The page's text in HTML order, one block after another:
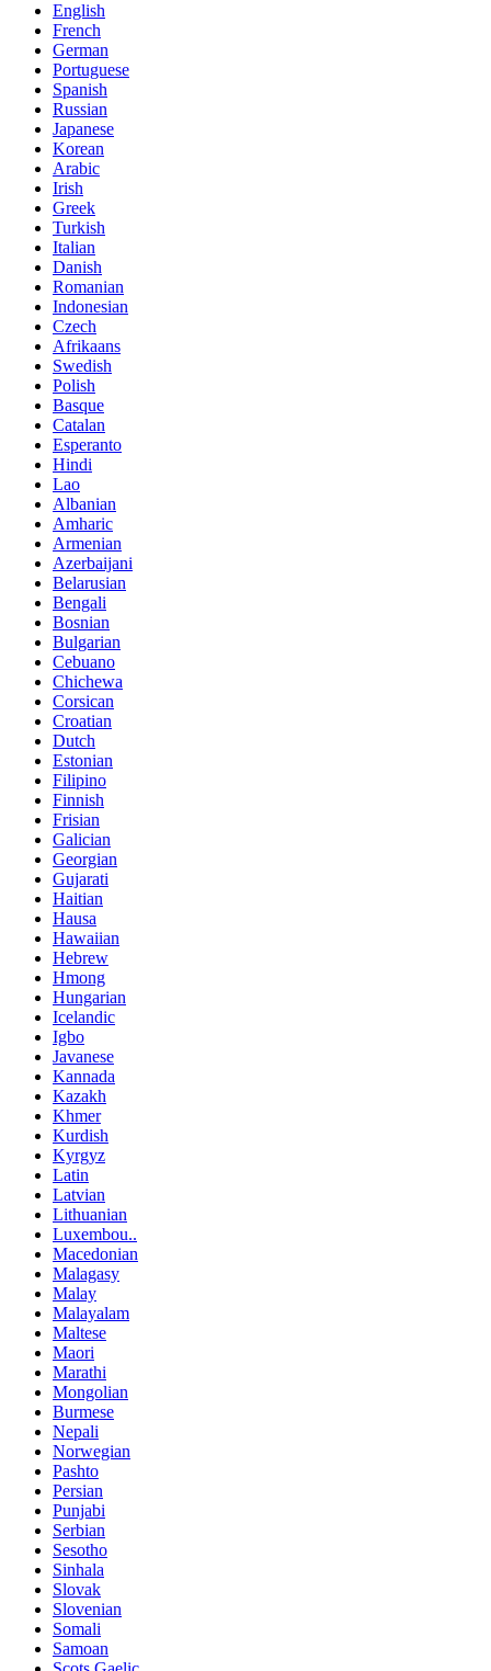
English
French
German
Portuguese
Spanish
Russian
Japanese
Korean
Arabic
Irish
Greek
Turkish
Italian
Danish
Romanian
Indonesian
Czech
Afrikaans
Swedish
Polish
Basque
Catalan
Esperanto
Hindi
Lao
Albanian
Amharic
Armenian
Azerbaijani
Belarusian
Bengali
Bosnian
Bulgarian
Cebuano
Chichewa
Corsican
Croatian
Dutch
Estonian
Filipino
Finnish
Frisian
Galician
Georgian
Gujarati
Haitian
Hausa
Hawaiian
Hebrew
Hmong
Hungarian
Icelandic
Igbo
Javanese
Kannada
Kazakh
Khmer
Kurdish
Kyrgyz
Latin
Latvian
Lithuanian
Luxembou..
Macedonian
Malagasy
Malay
Malayalam
Maltese
Maori
Marathi
Mongolian
Burmese
Nepali
Norwegian
Pashto
Persian
Punjabi
Serbian
Sesotho
Sinhala
Slovak
Slovenian
Somali
Samoan